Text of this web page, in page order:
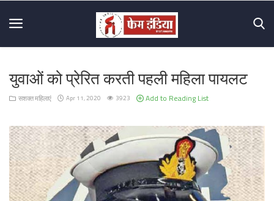
Home
Us
Mission
&
Vision
युवाओं को प्रेरित करती पहली महिला पायलट
सशक्त महिलाएं Apr 11, 2020 3923 Add to Reading List